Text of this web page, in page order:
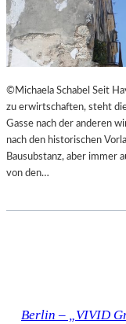
©Michaela Schabel Seit
zu erwirtschaften, steht
Gasse nach der anderen
nach den historischen
Bausubstanz, aber immer
von den…
Berlin – „VIVID